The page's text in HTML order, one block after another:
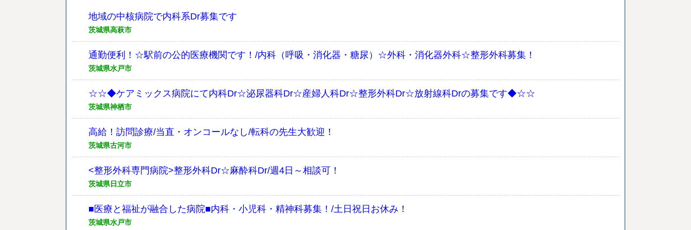
地域の中核病院で内科系Dr募集です
茨城県高萩市
通勤便利！☆駅前の公的医療機関です！/内科（呼吸・消化器・糖尿）☆外科・消化器外科☆整形外科募集！
茨城県水戸市
☆☆◆ケアミックス病院にて内科Dr☆泌尿器科Dr☆産婦人科Dr☆整形外科Dr☆放射線科Drの募集です◆☆☆
茨城県神栖市
高給！訪問診療/当直・オンコールなし/転科の先生大歓迎！
茨城県古河市
<整形外科専門病院>整形外科Dr☆麻酔科Dr/週4日～相談可！
茨城県日立市
■医療と福祉が融合した病院■内科・小児科・精神科募集！/土日祝日お休み！
茨城県水戸市